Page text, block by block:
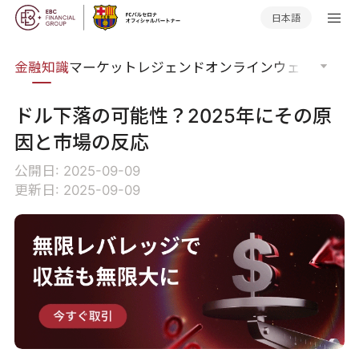
日本語
金融知識マーケットレジェンドオンラインウェビナー
ドル下落の可能性？2025年にその原
因と市場の反応
公開日: 2025-09-09
更新日: 2025-09-09